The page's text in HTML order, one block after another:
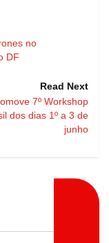
no
DF
Read Next
7º Workshop
dos dias 1º a 3 de
junho